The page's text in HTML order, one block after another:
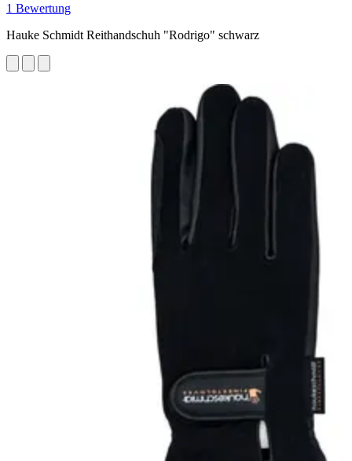
1 Bewertung
Hauke Schmidt Reithandschuh "Rodrigo" schwarz